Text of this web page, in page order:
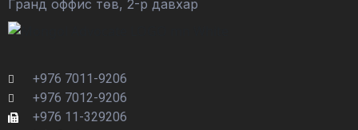
Гранд оффис төв, 2-р давхар
+976 7011-9206
+976 7012-9206
+976 11-329206